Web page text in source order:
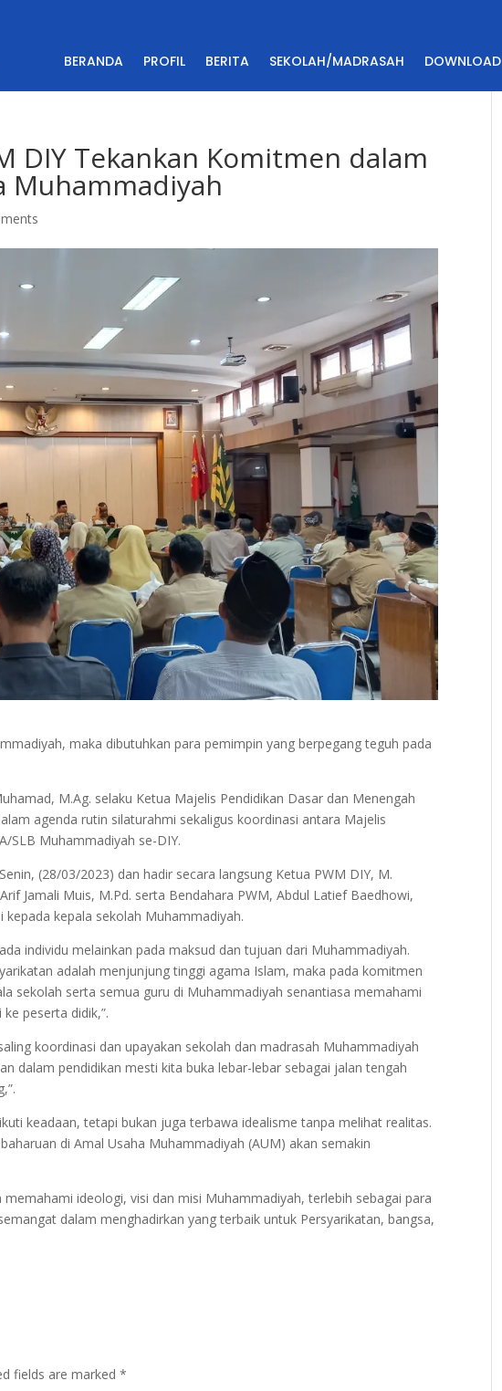
BERANDA PROFIL BERITA SEKOLAH/MADRASAH DOWNLOAD
DIY Tekankan Komitmen dalam
Muhammadiyah
maka dibutuhkan para pemimpin yang berpegang teguh pada
M.Ag. selaku Ketua Majelis Pendidikan Dasar dan Menengah
agenda rutin silaturahmi sekaligus koordinasi antara Majelis
SLB Muhammadiyah se-DIY.
(28/03/2023) dan hadir secara langsung Ketua PWM DIY, M.
Jamali Muis, M.Pd. serta Bendahara PWM, Abdul Latief Baedhowi,
kepala sekolah Muhammadiyah.
individu melainkan pada maksud dan tujuan dari Muhammadiyah.
adalah menjunjung tinggi agama Islam, maka pada komitmen
sekolah serta semua guru di Muhammadiyah senantiasa memahami
peserta didik,”.
koordinasi dan upayakan sekolah dan madrasah Muhammadiyah
dalam pendidikan mesti kita buka lebar-lebar sebagai jalan tengah
keadaan, tetapi bukan juga terbawa idealisme tanpa melihat realitas.
di Amal Usaha Muhammadiyah (AUM) akan semakin
ideologi, visi dan misi Muhammadiyah, terlebih sebagai para
dalam menghadirkan yang terbaik untuk Persyarikatan, bangsa,
fields are marked*